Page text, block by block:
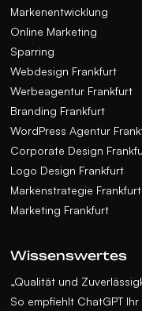
Markenentwicklung
Online Marketing
Sparring
Webdesign Frankfurt
Werbeagentur Frankfurt
Branding Frankfurt
WordPress Agentur
Corporate Design
Logo Design Frankfurt
Markenstrategie Frankfurt
Marketing Frankfurt
Wissenswertes
„Qualität und
So empfiehlt ChatGPT